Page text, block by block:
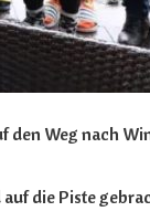
den Weg nach
die Piste